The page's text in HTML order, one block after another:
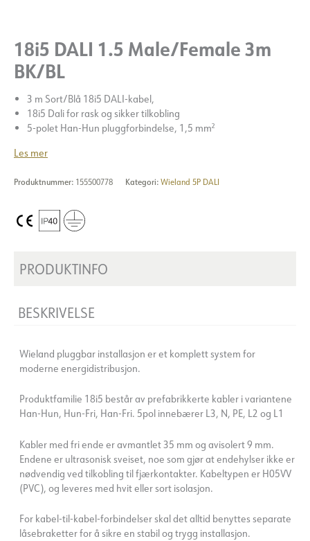
18i5 DALI 1.5 Male/Female 3m
BK/BL
3 m Sort/Blå 18i5 DALI-kabel,
18i5 Dali for rask og sikker tilkobling
5-polet Han-Hun pluggforbindelse, 1,5 mm²
Les mer
Produktnummer: 155500778 Kategori: Wieland 5P DALI
PRODUKTINFO
BESKRIVELSE
Wieland pluggbar installasjon er et komplett system for
moderne energidistribusjon.
Produktfamilie 18i5 består av prefabrikkerte kabler i variantene
Han-Hun, Hun-Fri, Han-Fri. 5pol innebærer L3, N, PE, L2 og L1
Kabler med fri ende er avmantlet 35 mm og avisolert 9 mm.
Endene er ultrasonisk sveiset, noe som gjør at endehylser ikke er
nødvendig ved tilkobling til fjærkontakter. Kabeltypen er H05VV
(PVC), og leveres med hvit eller sort isolasjon.
For kabel-til-kabel-forbindelser skal det alltid benyttes separate
låsebraketter for å sikre en stabil og trygg installasjon.